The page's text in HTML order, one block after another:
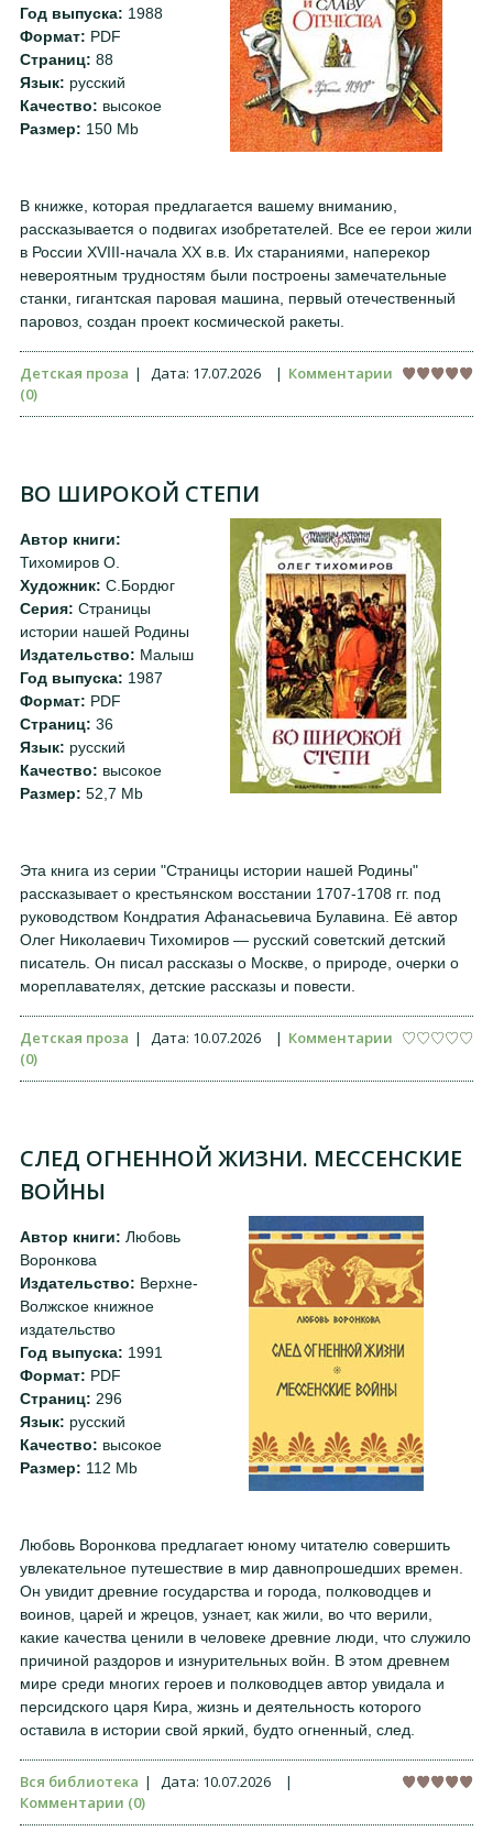
Год выпуска: 1988
Формат: PDF
Страниц: 88
Язык: русский
Качество: высокое
Размер: 150 Mb
В книжке, которая предлагается вашему вниманию,
рассказывается о подвигах изобретателей. Все ее герои жили
в России XVIII-начала XX в.в. Их стараниями, наперекор
невероятным трудностям были построены замечательные
станки, гигантская паровая машина, первый отечественный
паровоз, создан проект космической ракеты.
Детская проза | Дата: 17.07.2026 | Комментарии
(0)
ВО ШИРОКОЙ СТЕПИ
Автор книги:
Тихомиров О.
Художник: С.Бордюг
Серия: Страницы
истории нашей Родины
Издательство: Малыш
Год выпуска: 1987
Формат: PDF
Страниц: 36
Язык: русский
Качество: высокое
Размер: 52,7 Mb
Эта книга из серии "Страницы истории нашей Родины"
рассказывает о крестьянском восстании 1707-1708 гг. под
руководством Кондратия Афанасьевича Булавина. Её автор
Олег Николаевич Тихомиров — русский советский детский
писатель. Он писал рассказы о Москве, о природе, очерки о
мореплавателях, детские рассказы и повести.
Детская проза | Дата: 10.07.2026 | Комментарии
(0)
СЛЕД ОГНЕННОЙ ЖИЗНИ. МЕССЕНСКИЕ
ВОЙНЫ
Автор книги: Любовь
Воронкова
Издательство: Верхне-
Волжское книжное
издательство
Год выпуска: 1991
Формат: PDF
Страниц: 296
Язык: русский
Качество: высокое
Размер: 112 Mb
Любовь Воронкова предлагает юному читателю совершить
увлекательное путешествие в мир давнопрошедших времен.
Он увидит древние государства и города, полководцев и
воинов, царей и жрецов, узнает, как жили, во что верили,
какие качества ценили в человеке древние люди, что служило
причиной раздоров и изнурительных войн. В этом древнем
мире среди многих героев и полководцев автор увидала и
персидского царя Кира, жизнь и деятельность которого
оставила в истории свой яркий, будто огненный, след.
Вся библиотека | Дата: 10.07.2026
|
Комментарии (0)